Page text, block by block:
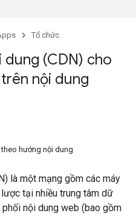
Tổ chức
dung (CDN) cho
nội dung
hướng nội dung
là một mạng gồm các máy
tại nhiều trung tâm dữ
nội dung web (bao gồm